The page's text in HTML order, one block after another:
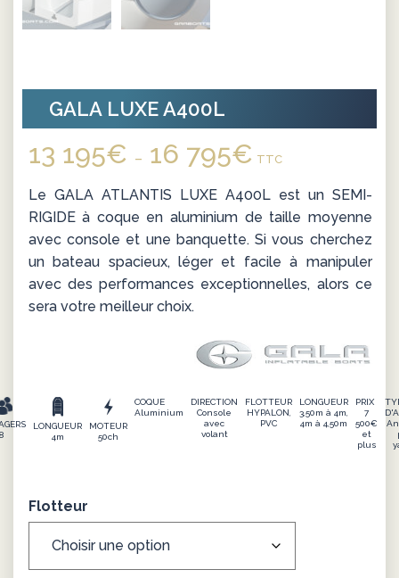
GALA LUXE A400L
13 195€ – 16 795€ Plage
prix :
13
195€
à
16
TTC
Le GALA ATLANTIS LUXE A400L est un SEMI-
RIGIDE à coque en aluminium de taille moyenne
avec console et une banquette. Si vous cherchez
un bateau spacieux, léger et facile à manipuler
avec des performances exceptionnelles, alors ce
sera votre meilleur choix.
8
LONGUEUR
4m
MOTEUR
50ch
COQUE
Aluminium
DIRECTION
Console
avec
volant
FLOTTEUR
HYPALON,
PVC
LONGUEUR
3,50m à 4m,
4m à 4,50m
PRIX
7
500€
et
plus
Flotteur